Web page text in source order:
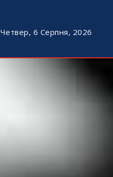
Четвер, 6 Серпня, 2026